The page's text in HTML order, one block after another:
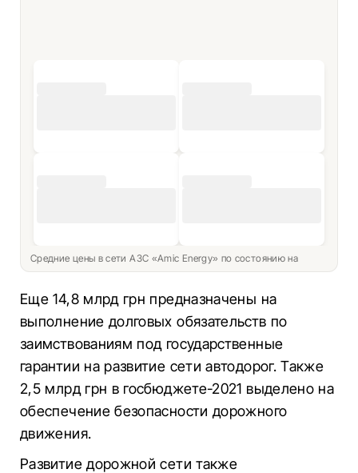
Средние цены в сети АЗС «Amic Energy» по состоянию на
Еще 14,8 млрд грн предназначены на
выполнение долговых обязательств по
заимствованиям под государственные
гарантии на развитие сети автодорог. Также
2,5 млрд грн в госбюджете-2021 выделено на
обеспечение безопасности дорожного
движения.
Развитие дорожной сети также